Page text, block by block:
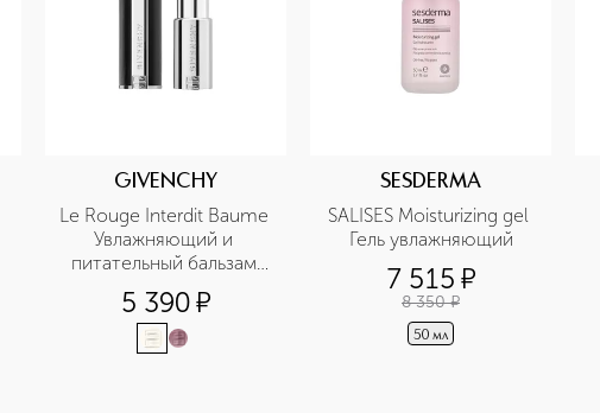
GIVENCHY
Le Rouge Interdit Baume
Увлажняющий и
питательный бальзам
для губ
5 390¤
SESDERMA
SALISES Moisturizing gel
Гель увлажняющий
7 515 ¤
8 350 ¤
50 мл